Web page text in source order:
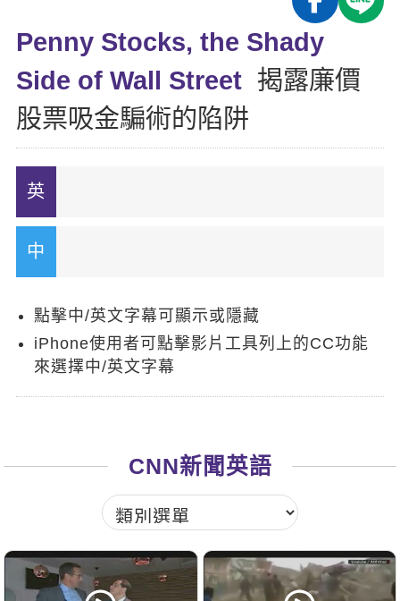
開口溜英文
旅遊英文
基礎字彙
情境閱讀
新聞英文
英語俱樂部
ECAM
Let's Talk
日語
韓語
西班牙語
更多
一對一家教
企業訓練
活動花絮
Recruiting
Penny Stocks, the Shady
Side of Wall Street 揭露廉價
股票吸金騙術的陷阱
點擊中/英文字幕可顯示或隱藏
iPhone使用者可點擊影片工具列上的CC功能
來選擇中/英文字幕
CNN新聞英語